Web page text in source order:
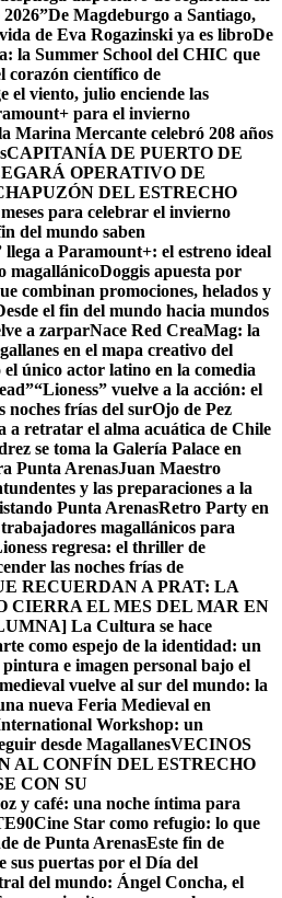
De Magdeburgo a Santiago,
de Eva Rogazinski ya es libroDe
la Summer School del CHIC que
corazón científico de
el viento, julio enciende las
para el invierno
Marina Mercante celebró 208 años
CAPITANÍA DE PUERTO DE
OPERATIVO DE
DEL ESTRECHO
para celebrar el invierno
del mundo saben
llega a Paramount+: el estreno ideal
magallánicoDoggis apuesta por
combinan promociones, helados y
el fin del mundo hacia mundos
a zarparNace Red CreaMag: la
en el mapa creativo del
único actor latino en la comedia
“Lioness” vuelve a la acción: el
noches frías del surOjo de Pez
a retratar el alma acuática de Chile
se toma la Galería Palace en
Punta ArenasJuan Maestro
y las preparaciones a la
Punta ArenasRetro Party en
magallánicos para
regresa: el thriller de
las noches frías de
RECUERDAN A PRAT: LA
CIERRA EL MES DEL MAR EN
La Cultura se hace
como espejo de la identidad: un
e imagen personal bajo el
vuelve al sur del mundo: la
nueva Feria Medieval en
Workshop: un
desde MagallanesVECINOS
AL CONFÍN DEL ESTRECHO
CON SU
y café: una noche íntima para
Cine Star como refugio: lo que
de Punta ArenasEste fin de
sus puertas por el Día del
del mundo: Ángel Concha, el